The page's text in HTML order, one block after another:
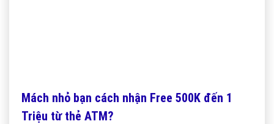
Mách nhỏ bạn cách nhận Free 500K đến 1
Triệu từ thẻ ATM?